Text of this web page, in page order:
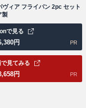
ィア フライパン 2pc セット
製
円
で見る
PR
円
見てみる
PR